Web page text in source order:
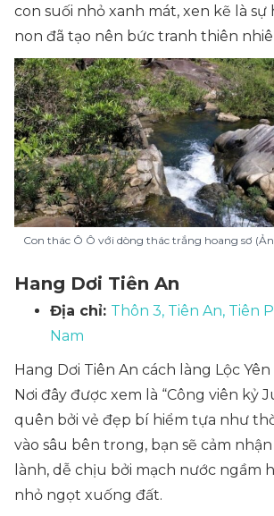
con suối nhỏ xanh mát, xen kẽ là
non đã tạo nên bức tranh thiên
Con thác Ô Ô với dòng thác trắng hoang sơ
Hang Dơi Tiên An
Địa chỉ: Thôn 3, Tiên An, Tiên
Nam
Hang Dơi Tiên An cách làng Lộc
Nơi đây được xem là “Công viên kỷ
quên bởi vẻ đẹp bí hiểm tựa như
vào sâu bên trong, bạn sẽ cảm
lành, dễ chịu bởi mạch nước ngầm
nhỏ ngọt xuống đất.